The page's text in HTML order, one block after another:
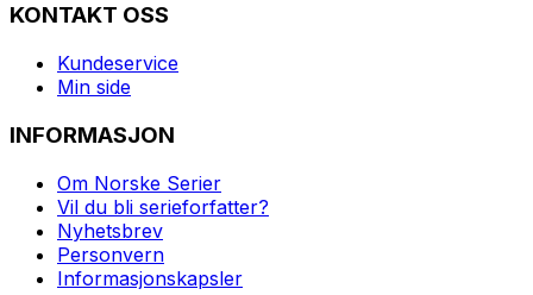
KONTAKT OSS
Kundeservice
Min side
INFORMASJON
Om Norske Serier
Vil du bli serieforfatter?
Nyhetsbrev
Personvern
Informasjonskapsler